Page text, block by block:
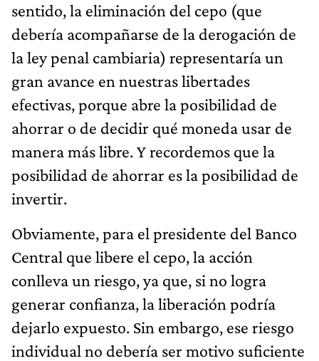
sentido, la eliminación del cepo (que
debería acompañarse de la derogación de
la ley penal cambiaria) representaría un
gran avance en nuestras libertades
efectivas, porque abre la posibilidad de
ahorrar o de decidir qué moneda usar de
manera más libre. Y recordemos que la
posibilidad de ahorrar es la posibilidad de
invertir.
Obviamente, para el presidente del Banco
Central que libere el cepo, la acción
conlleva un riesgo, ya que, si no logra
generar confianza, la liberación podría
dejarlo expuesto. Sin embargo, ese riesgo
individual no debería ser motivo suficiente